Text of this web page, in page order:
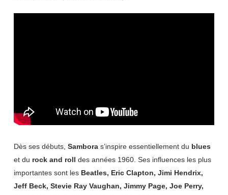
Dès ses débuts, Samboras’inspire essentiellement du blues
et du rock and roll des années 1960. Ses influences les plus
importantes sont lesBeatles, Eric Clapton, Jimi Hendrix,
Jeff Beck, Stevie Ray Vaughan, Jimmy Page, Joe Perry,